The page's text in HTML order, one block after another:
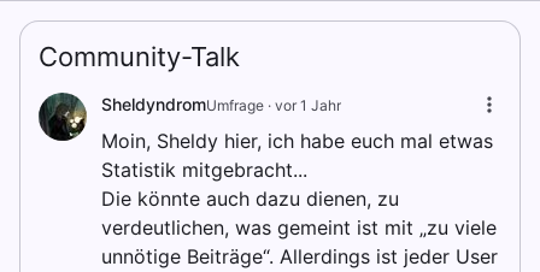
Community-Talk
SheldyndromUmfrage · vor 1 Jahr
Moin, Sheldy hier, ich habe euch mal etwas
Statistik mitgebracht...
Die könnte auch dazu dienen, zu
verdeutlichen, was gemeint ist mit „zu viele
unnötige Beiträge“. Allerdings ist jeder User